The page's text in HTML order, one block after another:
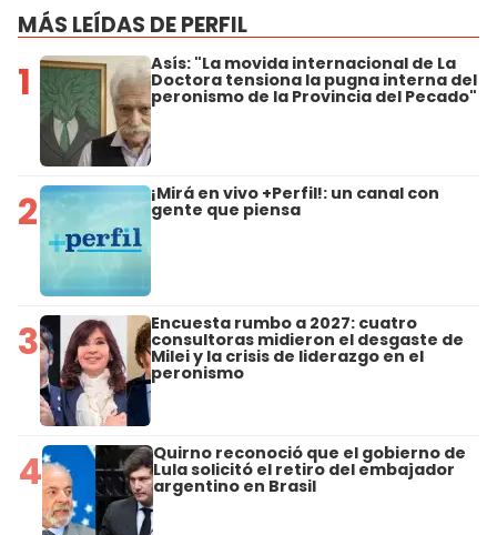
MÁS LEÍDAS DE PERFIL
1 Asís: "La movida internacional de La
Doctora tensiona la pugna interna del
peronismo de la Provincia del Pecado"
2 ¡Mirá en vivo +Perfil!: un canal con
gente que piensa
3 Encuesta rumbo a 2027: cuatro
consultoras midieron el desgaste de
Milei y la crisis de liderazgo en el
peronismo
4 Quirno reconoció que el gobierno de
Lula solicitó el retiro del embajador
argentino en Brasil